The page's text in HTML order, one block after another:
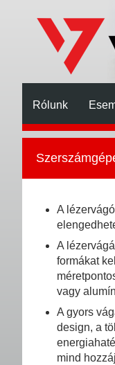
Rólunk
A
A
formákat
vagy
A gyors
design, a
mind